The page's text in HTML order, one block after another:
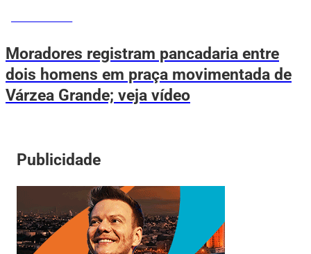
Moradores registram pancadaria entre
dois homens em praça movimentada de
Várzea Grande; veja vídeo
Publicidade